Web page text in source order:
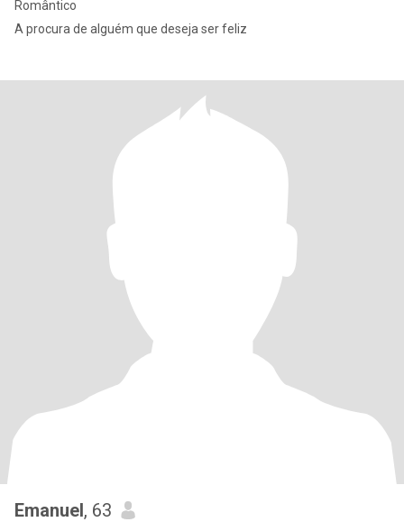
Romântico
A procura de alguém que deseja ser feliz
Emanuel, 63